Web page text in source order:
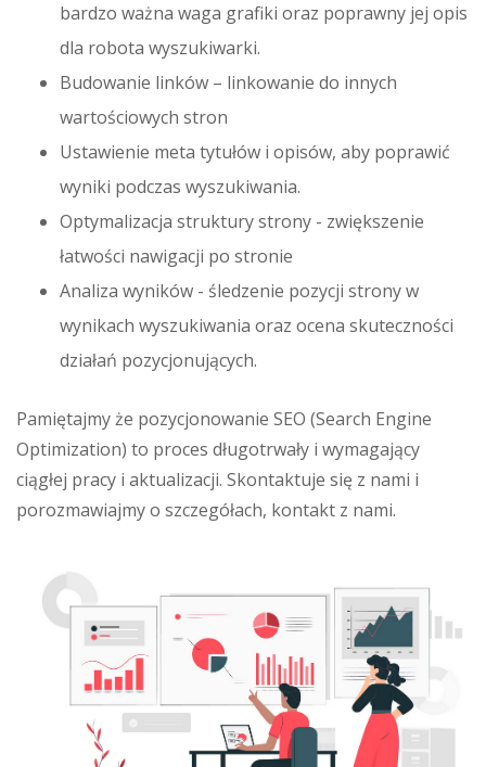
bardzo ważna waga grafiki oraz poprawny jej opis
dla robota wyszukiwarki.
Budowanie linków – linkowanie do innych
wartościowych stron
Ustawienie meta tytułów i opisów, aby poprawić
wyniki podczas wyszukiwania.
Optymalizacja struktury strony - zwiększenie
łatwości nawigacji po stronie
Analiza wyników - śledzenie pozycji strony w
wynikach wyszukiwania oraz ocena skuteczności
działań pozycjonujących.
Pamiętajmy że pozycjonowanie SEO (Search Engine
Optimization) to proces długotrwały i wymagający
ciągłej pracy i aktualizacji. Skontaktuje się z nami i
porozmawiajmy o szczegółach, kontakt z nami.